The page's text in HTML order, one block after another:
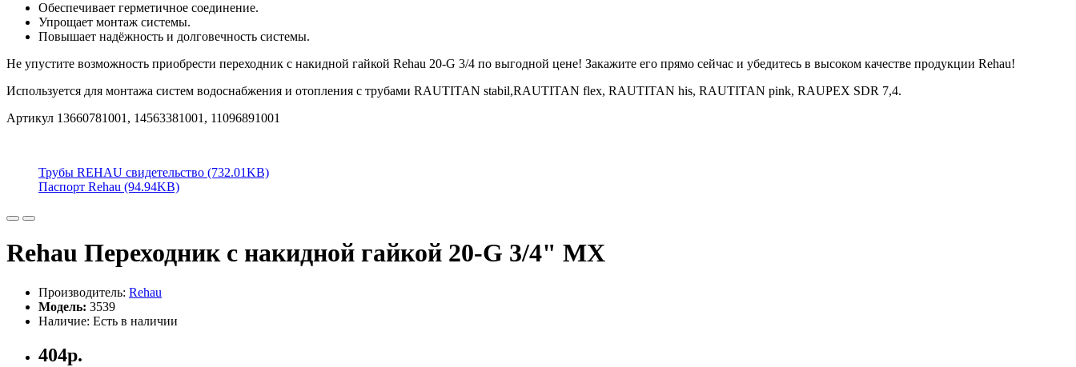
Обеспечивает герметичное соединение.
Упрощает монтаж системы.
Повышает надёжность и долговечность системы.
Не упустите возможность приобрести переходник с накидной гайкой Rehau 20-G 3/4 по выгодной цене! Закажите его прямо сейчас и убедитесь в высоком качестве продукции Rehau!
Используется для монтажа систем водоснабжения и отопления с трубами RAUTITAN stabil,RAUTITAN flex, RAUTITAN his, RAUTITAN pink, RAUPEX SDR 7,4.
Артикул 13660781001, 14563381001, 11096891001
Трубы REHAU свидетельство (732.01KB)
Паспорт Rehau (94.94KB)
Rehau Переходник с накидной гайкой 20-G 3/4" MX
Производитель: Rehau
Модель: 3539
Наличие: Есть в наличии
404р.